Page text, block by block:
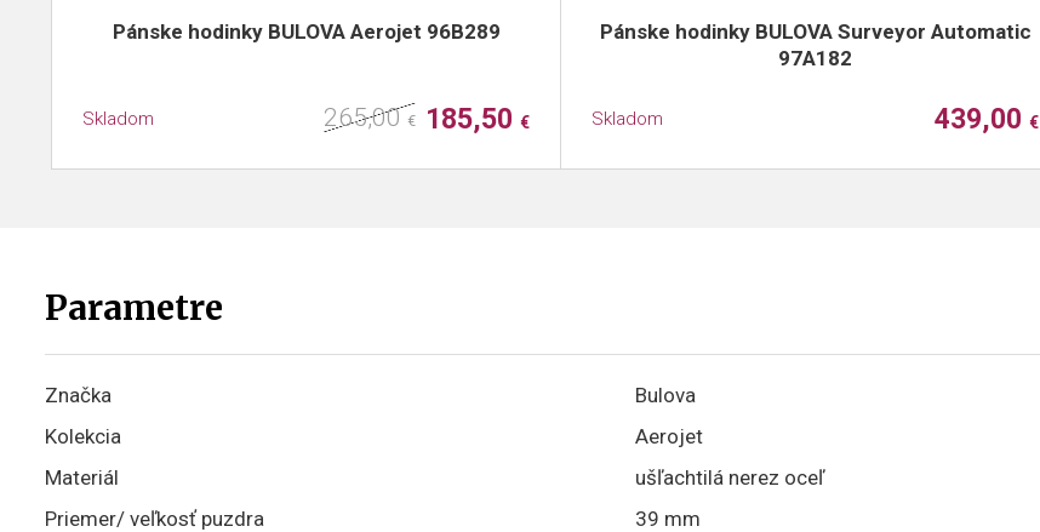
Pánske hodinky BULOVA Aerojet 96B289
Skladom 265,00 € 185,50 €
Pánske hodinky BULOVA Surveyor Automatic
97A182
Skladom 439,00 €
Parametre
Značka
Bulova
Kolekcia
Aerojet
Materiál
ušľachtilá nerez oceľ
Priemer/ veľkosť puzdra
39 mm